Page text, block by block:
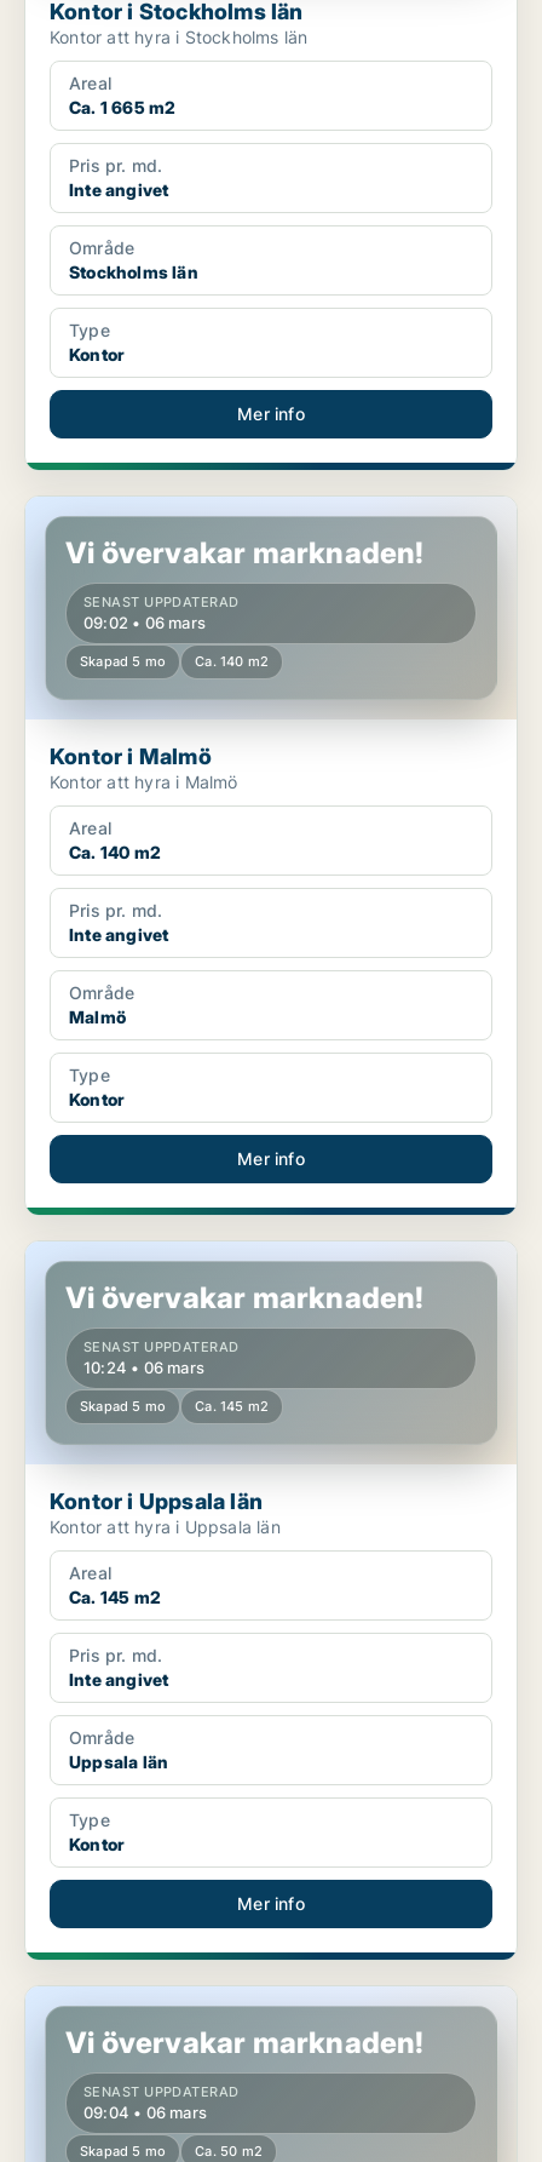
Kontor i Stockholms län
Kontor att hyra i Stockholms län
Areal
Ca. 1 665 m2
Pris pr. md.
Inte angivet
Område
Stockholms län
Type
Kontor
Mer info
Kontor i Malmö
Vi övervakar marknaden!
SENAST UPPDATERAD
09:02 • 06 mars
Skapad 5 mo Ca. 140 m2
Kontor i Malmö
Kontor att hyra i Malmö
Areal
Ca. 140 m2
Pris pr. md.
Inte angivet
Område
Malmö
Type
Kontor
Mer info
Kontor i Uppsala län
Vi övervakar marknaden!
SENAST UPPDATERAD
10:24 • 06 mars
Skapad 5 mo Ca. 145 m2
Kontor i Uppsala län
Kontor att hyra i Uppsala län
Areal
Ca. 145 m2
Pris pr. md.
Inte angivet
Område
Uppsala län
Type
Kontor
Mer info
Kontor i Stockholms län
Vi övervakar marknaden!
SENAST UPPDATERAD
09:04 • 06 mars
Skapad 5 mo Ca. 50 m2